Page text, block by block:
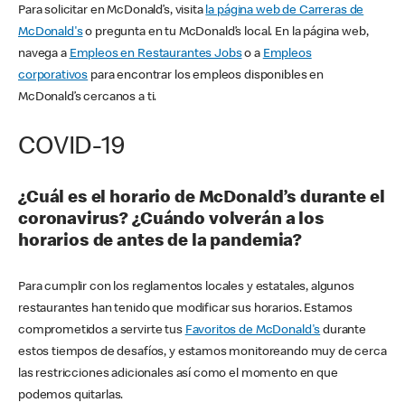
Para solicitar en McDonald’s, visita la página web de Carreras de
McDonald'so pregunta en tu McDonald’s local. En la página web,
navega a Empleos en Restaurantes Jobso a Empleos
corporativos para encontrar los empleos disponibles en
McDonald’s cercanos a ti.
COVID-19
¿Cuál es el horario de McDonald’s durante el
coronavirus? ¿Cuándo volverán a los
horarios de antes de la pandemia?
Para cumplir con los reglamentos locales y estatales, algunos
restaurantes han tenido que modificar sus horarios. Estamos
comprometidos a servirte tus Favoritos de McDonald's durante
estos tiempos de desafíos, y estamos monitoreando muy de cerca
las restricciones adicionales así como el momento en que
podemos quitarlas.